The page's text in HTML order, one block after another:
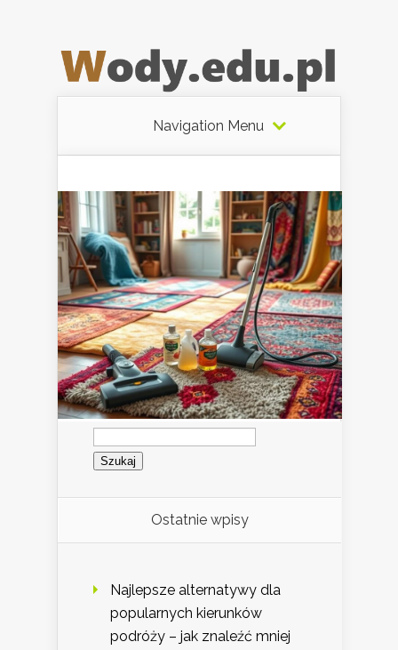
Navigation Menu
Szukaj:
Ostatnie wpisy
Najlepsze alternatywy dla
popularnych kierunków
podróży – jak znaleźć mniej